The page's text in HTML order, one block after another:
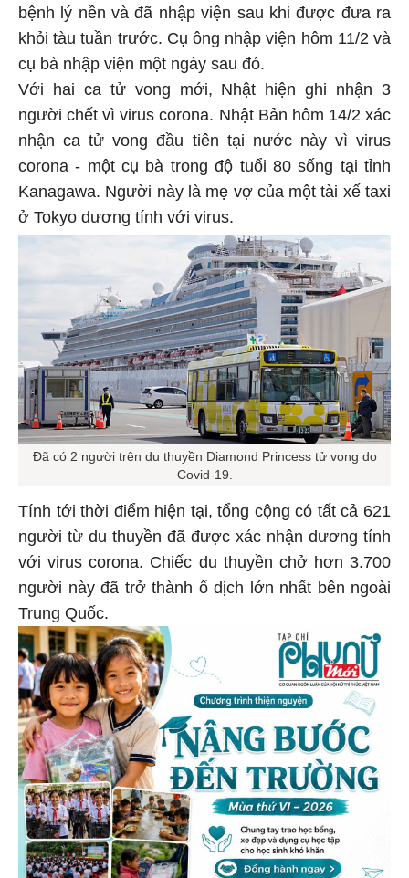
bệnh lý nền và đã nhập viện sau khi được đưa ra
khỏi tàu tuần trước. Cụ ông nhập viện hôm 11/2 và
cụ bà nhập viện một ngày sau đó.
Với hai ca tử vong mới, Nhật hiện ghi nhận 3
người chết vì virus corona. Nhật Bản hôm 14/2 xác
nhận ca tử vong đầu tiên tại nước này vì virus
corona - một cụ bà trong độ tuổi 80 sống tại tỉnh
Kanagawa. Người này là mẹ vợ của một tài xế taxi
ở Tokyo dương tính với virus.
Đã có 2 người trên du thuyền Diamond Princess tử vong do
Covid-19.
Tính tới thời điểm hiện tại, tổng cộng có tất cả 621
người từ du thuyền đã được xác nhận dương tính
với virus corona. Chiếc du thuyền chở hơn 3.700
người này đã trở thành ổ dịch lớn nhất bên ngoài
Trung Quốc.